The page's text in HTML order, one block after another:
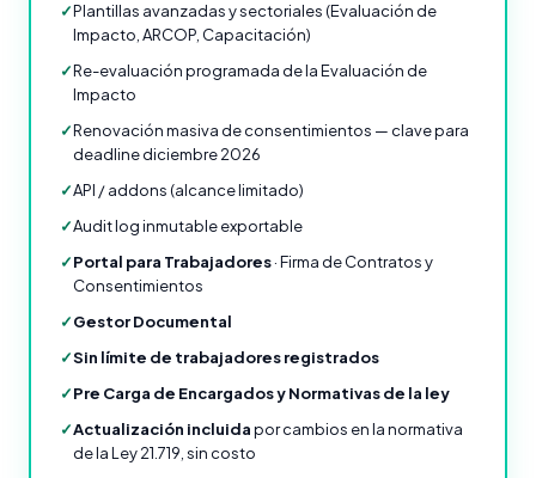
✓Plantillas avanzadas y sectoriales (Evaluación de
Impacto, ARCOP, Capacitación)
✓Re-evaluación programada de la Evaluación de
Impacto
✓Renovación masiva de consentimientos — clave para
deadline diciembre 2026
✓API / addons (alcance limitado)
✓Audit log inmutable exportable
✓Portal para Trabajadores· Firma de Contratos y
Consentimientos
✓Gestor Documental
✓Sin límite de trabajadores registrados
✓Pre Carga de Encargados y Normativas de la ley
✓Actualización incluidapor cambios en la normativa
de la Ley 21.719, sin costo